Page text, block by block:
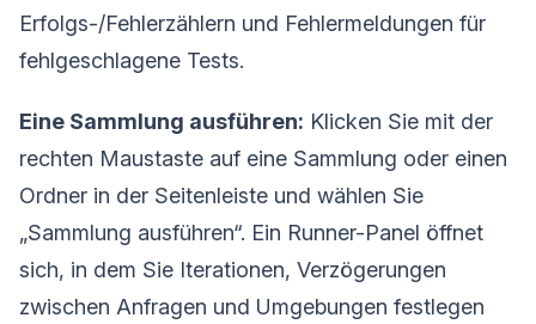
Erfolgs-/Fehlerzählern und Fehlermeldungen für
fehlgeschlagene Tests.
Eine Sammlung ausführen: Klicken Sie mit der
rechten Maustaste auf eine Sammlung oder einen
Ordner in der Seitenleiste und wählen Sie
„Sammlung ausführen“. Ein Runner-Panel öffnet
sich, in dem Sie Iterationen, Verzögerungen
zwischen Anfragen und Umgebungen festlegen